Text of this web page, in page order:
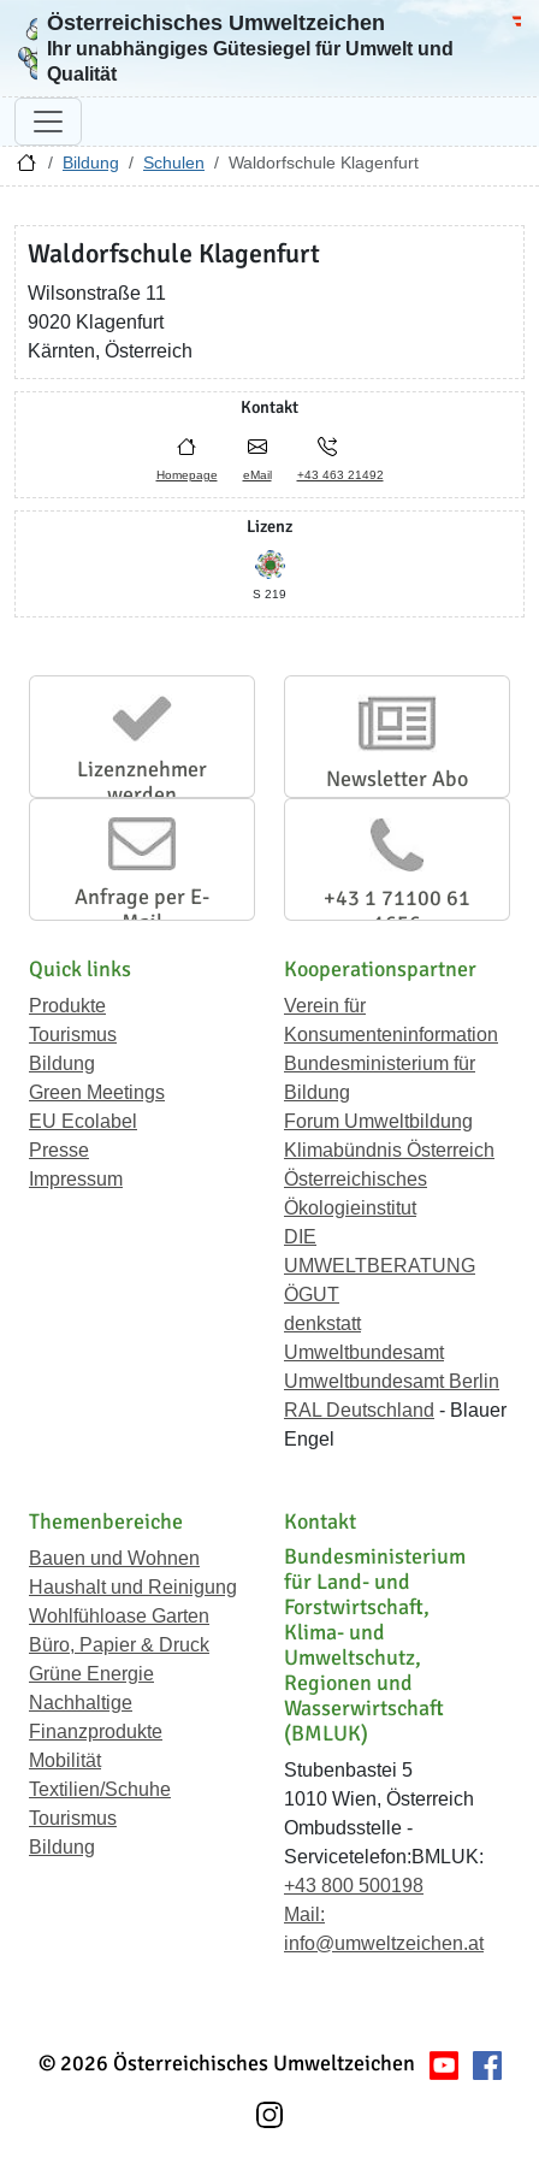
Zur Startseite
Österreichisches Umweltzeichen
Ihr unabhängiges Gütesiegel für Umwelt und
Qualität
Bildung Schulen Waldorfschule Klagenfurt
Waldorfschule Klagenfurt
Wilsonstraße 11
9020 Klagenfurt
Kärnten, Österreich
Kontakt
Homepage eMail +43 463 21492
Lizenz
S 219
Lizenznehmer
werden
Newsletter Abo
Anfrage per E-
Mail
+43 1 71100 61
1656
Quick links
Produkte
Tourismus
Bildung
Green Meetings
EU Ecolabel
Presse
Impressum
Kooperationspartner
Verein für
Konsumenteninformation
Bundesministerium für
Bildung
Forum Umweltbildung
Klimabündnis Österreich
Österreichisches
Ökologieinstitut
DIE
UMWELTBERATUNG
ÖGUT
denkstatt
Umweltbundesamt
Umweltbundesamt Berlin
RAL Deutschland - Blauer
Engel
Themenbereiche
Bauen und Wohnen
Haushalt und Reinigung
Wohlfühloase Garten
Büro, Papier & Druck
Grüne Energie
Nachhaltige
Finanzprodukte
Mobilität
Textilien/Schuhe
Tourismus
Bildung
Kontakt
Bundesministerium
für Land- und
Forstwirtschaft,
Klima- und
Umweltschutz,
Regionen und
Wasserwirtschaft
(BMLUK)
Stubenbastei 5
1010 Wien, Österreich
Ombudsstelle -
Servicetelefon:BMLUK:
+43 800 500198
Mail:
info@umweltzeichen.at
© 2026 Österreichisches Umweltzeichen